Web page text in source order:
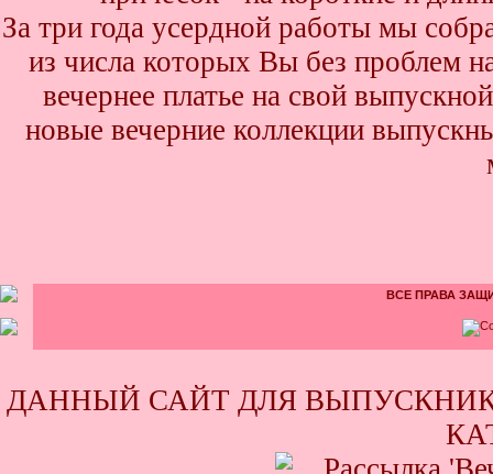
За три года усердной работы мы
из числа которых Вы без проблем
вечернее платье на свой
новые вечерние коллекции
ВСЕ ПРАВА
ДАННЫЙ САЙТ ДЛЯ